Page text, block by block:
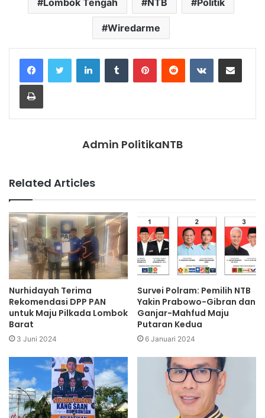
Wiredarme
LinkedInTumblr PinterestReddit VKontakteShare via Email
Print
Admin PolitikaNTB
Related Articles
Nurhidayah Terima
Rekomendasi DPP PAN
untuk Maju Pilkada Lombok
Barat
3 Juni 2024
Survei Polram: Pemilih NTB
Yakin Prabowo-Gibran dan
Ganjar-Mahfud Maju
Putaran Kedua
6 Januari 2024